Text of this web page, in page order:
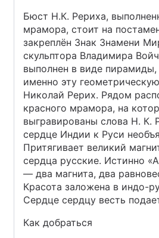
Бюст Н.К. Рериха,
мрамора, стоит на
закреплён Знак Знамени
скульптора Владимира
выполнен в виде пирамиды,
именно эту
Николай Рерих. Рядом
красного мрамора, на
выгравированы слова Н. К.
сердце Индии к Руси
Притягивает великий
сердца русские. Истинно
— два магнита, два
Красота заложена в индо-
Сердце сердцу весть
Как добраться